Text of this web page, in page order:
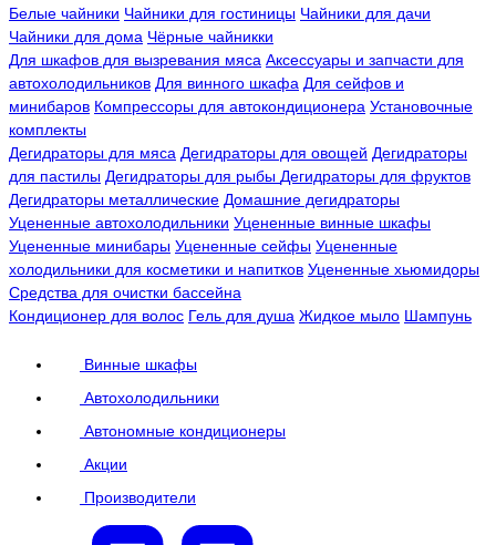
Белые чайники Чайники для гостиницы Чайники для дачи
Чайники для дома Чёрные чайникки
Для шкафов для вызревания мяса Аксессуары и запчасти для
автохолодильников Для винного шкафа Для сейфов и
минибаров Компрессоры для автокондиционера Установочные
комплекты
Дегидраторы для мяса Дегидраторы для овощей Дегидраторы
для пастилы Дегидраторы для рыбы Дегидраторы для фруктов
Дегидраторы металлические Домашние дегидраторы
Уцененные автохолодильники Уцененные винные шкафы
Уцененные минибары Уцененные сейфы Уцененные
холодильники для косметики и напитков Уцененные хьюмидоры
Средства для очистки бассейна
Кондиционер для волос Гель для душа Жидкое мыло Шампунь
Винные шкафы
Автохолодильники
Автономные кондиционеры
Акции
Производители